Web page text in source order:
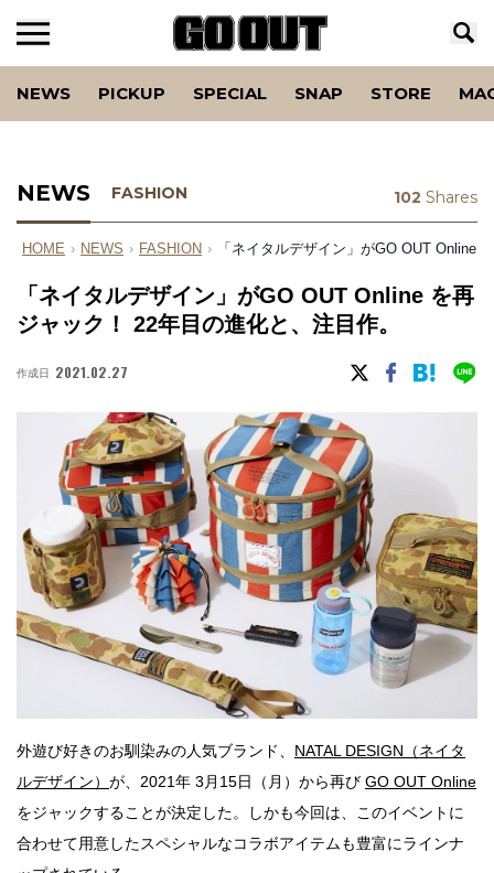
NEWS PICKUP SPECIAL SNAP STORE
NEWS FASHION
HOME › NEWS › FASHION › 「ネイタルデザイン」がGO OUT Online
「ネイタルデザイン」がGO OUT Online を再
ジャック！ 22年目の進化と、注目作。
作成日 2021.02.27
102 Shares
外遊び好きのお馴染みの人気ブランド、 NATAL DESIGN（ネイタ
ルデザイン） が、2021年 3月15日（月）から再び GO OUT Online
をジャックすることが決定した。しかも今回は、このイベントに
合わせて用意したスペシャルなコラボアイテムも豊富にラインナ